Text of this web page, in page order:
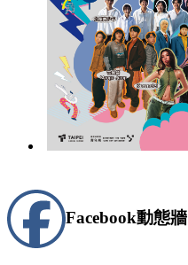
Facebook動態牆